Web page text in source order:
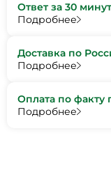
Ответ за 30 минут
Подробнее
Доставка по
Подробнее
Оплата по факту
Подробнее